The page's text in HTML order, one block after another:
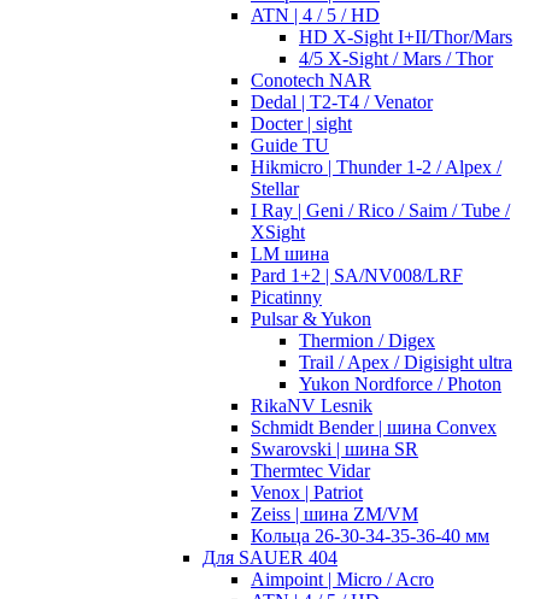
ATN | 4 / 5 / HD
HD X-Sight I+II/Thor/Mars
4/5 X-Sight / Mars / Thor
Conotech NAR
Dedal | T2-T4 / Venator
Docter | sight
Guide TU
Hikmicro | Thunder 1-2 / Alpex /
Stellar
I Ray | Geni / Rico / Saim / Tube /
XSight
LM шина
Pard 1+2 | SA/NV008/LRF
Picatinny
Pulsar & Yukon
Thermion / Digex
Trail / Apex / Digisight ultra
Yukon Nordforce / Photon
RikaNV Lesnik
Schmidt Bender | шина Convex
Swarovski | шина SR
Thermtec Vidar
Venox | Patriot
Zeiss | шина ZM/VM
Кольца 26-30-34-35-36-40 мм
Для SAUER 404
Aimpoint | Micro / Acro